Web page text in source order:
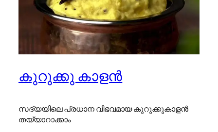
കുറുക്കു കാളൻ
സദ്യയിലെ പ്രധാന വിഭവമായ കുറുക്കുകാളൻ
തയ്യാറാക്കാം